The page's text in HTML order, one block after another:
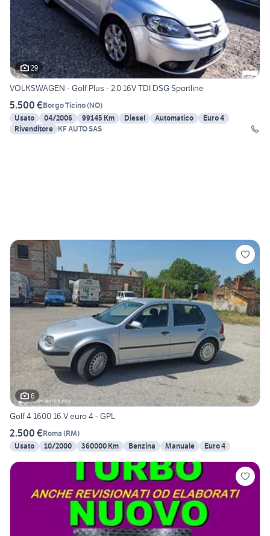
29
VOLKSWAGEN - Golf Plus - 2.0 16V TDI DSG Sportline
5.500 €Borgo Ticino(NO)
Usato
04/2006 99145 Km Diesel Automatico
Euro 4
Rivenditore KF AUTO SAS
6
Golf 4 1600 16 V euro 4 - GPL
2.500 €Roma (RM)
Usato
10/2000 360000 Km Benzina Manuale Euro 4